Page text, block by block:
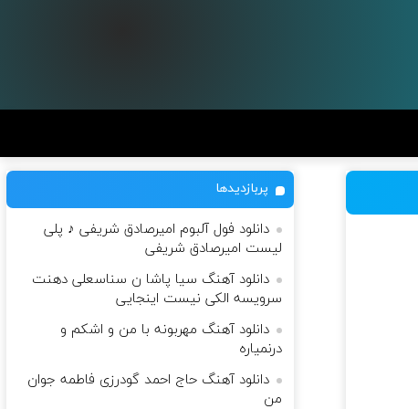
پربازدیدها
دانلود فول آلبوم امیرصادق شریفی ♪ پلی
لیست امیرصادق شریفی
دانلود آهنگ سیا پاشا ن سناسعلی دهنت
سرویسه الکی نیست اینجایی
دانلود آهنگ مهربونه با من و اشکم و
درنمیاره
دانلود آهنگ حاج احمد گودرزی فاطمه جوان
من